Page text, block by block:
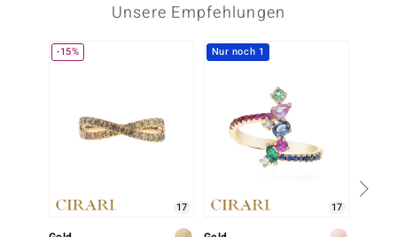
Unsere Empfehlungen
-15%
17
Nur noch 1
17